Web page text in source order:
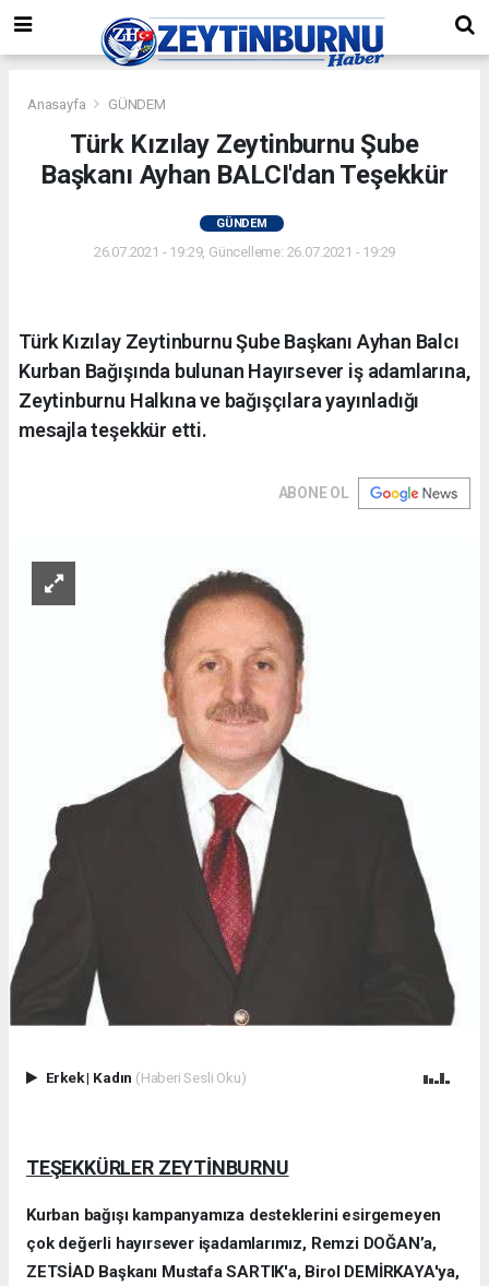
Anasayfa GÜNDEM
Türk Kızılay Zeytinburnu Şube
Başkanı Ayhan BALCI'dan Teşekkür
GÜNDEM
26.07.2021 - 19:29, Güncelleme: 26.07.2021 - 19:29
Türk Kızılay Zeytinburnu Şube Başkanı Ayhan Balcı
Kurban Bağışında bulunan Hayırsever iş adamlarına,
Zeytinburnu Halkına ve bağışçılara yayınladığı
mesajla teşekkür etti.
ABONE OL
Erkek| Kadın (Haberi Sesli Oku)
TEŞEKKÜRLER ZEYTİNBURNU
Kurban bağışı kampanyamıza desteklerini esirgemeyen
çok değerli hayırsever işadamlarımız, Remzi DOĞAN’a,
ZETSİAD Başkanı Mustafa SARTIK'a, Birol DEMİRKAYA'ya,